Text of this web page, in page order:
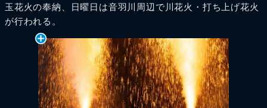
玉花火の奉納、日曜日は音羽川周辺で川花火・打ち上げ花火
が行われる。